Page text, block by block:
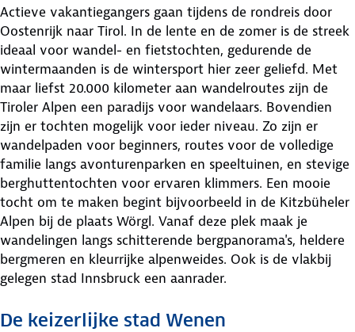
Actieve vakantiegangers gaan tijdens de rondreis door
Oostenrijk naar Tirol. In de lente en de zomer is de streek
ideaal voor wandel- en fietstochten, gedurende de
wintermaanden is de wintersport hier zeer geliefd. Met
maar liefst 20.000 kilometer aan wandelroutes zijn de
Tiroler Alpen een paradijs voor wandelaars. Bovendien
zijn er tochten mogelijk voor ieder niveau. Zo zijn er
wandelpaden voor beginners, routes voor de volledige
familie langs avonturenparken en speeltuinen, en stevige
berghuttentochten voor ervaren klimmers. Een mooie
tocht om te maken begint bijvoorbeeld in de Kitzbüheler
Alpen bij de plaats Wörgl. Vanaf deze plek maak je
wandelingen langs schitterende bergpanorama's, heldere
bergmeren en kleurrijke alpenweides. Ook is de vlakbij
gelegen stad Innsbruck een aanrader.
De keizerlijke stad Wenen